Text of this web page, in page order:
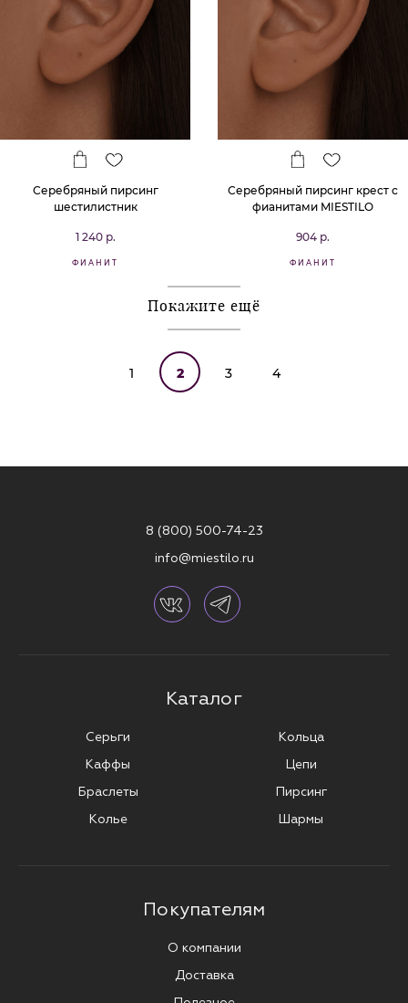
Серебряный пирсинг
шестилистник
1 240 р.
ФИАНИТ
Серебряный пирсинг крест с
фианитами MIESTILO
904 р.
ФИАНИТ
Покажите ещё
1 2 3 4
8 (800) 500-74-23
info@miestilo.ru
Каталог
Серьги
Каффы
Браслеты
Колье
Кольца
Цепи
Пирсинг
Шармы
Покупателям
О компании
Доставка